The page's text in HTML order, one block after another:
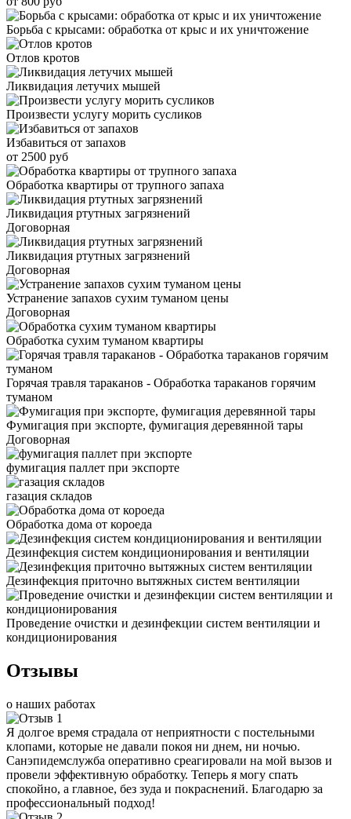
Борьба с крысами: обработка от крыс и их уничтожение
Отлов кротов
Ликвидация летучих мышей
Произвести услугу морить сусликов
Избавиться от запахов
от 2500 руб
Обработка квартиры от трупного запаха
Ликвидация ртутных загрязнений
Договорная
Ликвидация ртутных загрязнений
Договорная
Устранение запахов сухим туманом цены
Договорная
Обработка сухим туманом квартиры
Горячая травля тараканов - Обработка тараканов горячим
туманом
Фумигация при экспорте, фумигация деревянной тары
Договорная
фумигация паллет при экспорте
газация складов
Обработка дома от короеда
Дезинфекция систем кондиционирования и вентиляции
Дезинфекция приточно вытяжных систем вентиляции
Проведение очистки и дезинфекции систем вентиляции и
кондиционирования
Отзывы
о наших работах
Я долгое время страдала от неприятности с постельными
клопами, которые не давали покоя ни днем, ни ночью.
Санэпидемслужба оперативно среагировали на мой вызов и
провели эффективную обработку. Теперь я могу спать
спокойно, а главное, без зуда и покраснений. Благодарю за
профессиональный подход!